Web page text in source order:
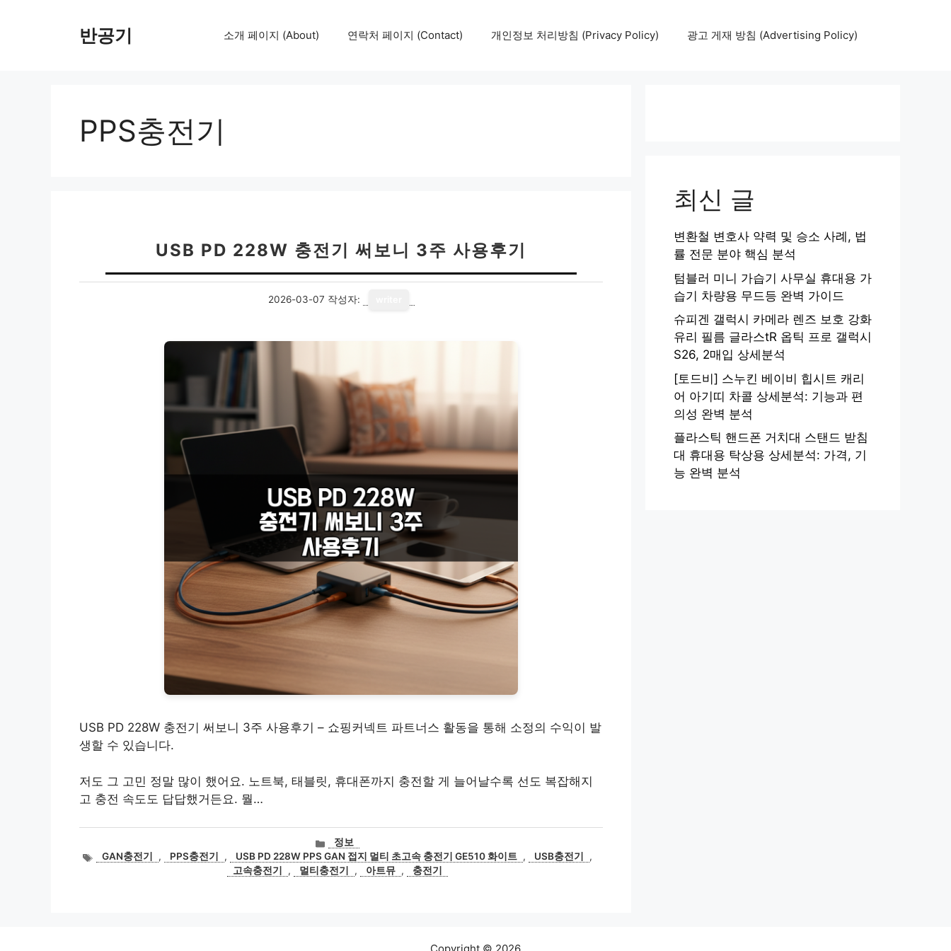
반공기 소개 페이지 (About) 연락처 페이지 (Contact) 개인정보 처리방침 (Privacy Policy) 광고 게재 방침 (Advertising Policy)
PPS충전기
USB PD 228W 충전기 써보니 3주 사용후기
2026-03-07 작성자:
USB PD 228W 충전기 써보니 3주 사용후기 – 쇼핑커넥트 파트너스 활동을 통해 소정의 수익이 발
생할 수 있습니다.
저도 그 고민 정말 많이 했어요. 노트북, 태블릿, 휴대폰까지 충전할 게 늘어날수록 선도 복잡해지
고 충전 속도도 답답했거든요. 뭘…
카
테
고
정보
태GAN충전기 , PPS충전기 , USB PD 228W PPS GAN 접지 멀티 초고속 충전기 GE510 화이트 , USB충전기
,
고속충전기
, 멀티충전기 , 아트뮤 , 충전기
최신 글
변환철 변호사 약력 및 승소 사례, 법
률 전문 분야 핵심 분석
텀블러 미니 가습기 사무실 휴대용 가
습기 차량용 무드등 완벽 가이드
슈피겐 갤럭시 카메라 렌즈 보호 강화
유리 필름 글라스tR 옵틱 프로 갤럭시
S26, 2매입 상세분석
[토드비] 스누킨 베이비 힙시트 캐리
어 아기띠 차콜 상세분석: 기능과 편
의성 완벽 분석
플라스틱 핸드폰 거치대 스탠드 받침
대 휴대용 탁상용 상세분석: 가격, 기
능 완벽 분석
Copyright © 2026